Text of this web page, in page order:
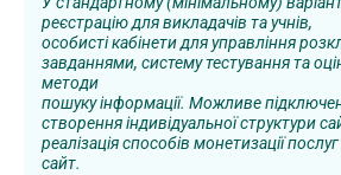
реєстрацію для викладачів та учнів,
особисті кабінети для управління
завданнями, систему тестування та
методи
пошуку інформації. Можливе
створення індивідуальної структури
реалізація способів монетизації
сайт.